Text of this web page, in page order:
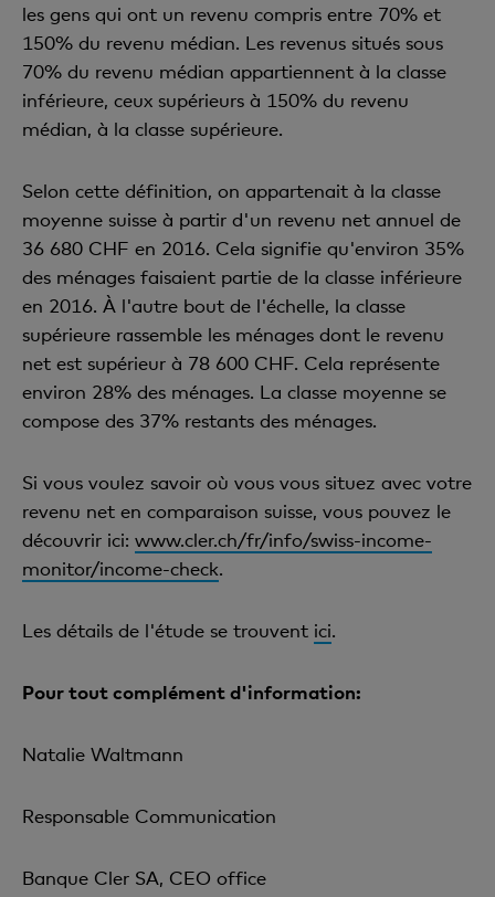
les gens qui ont un revenu compris entre 70% et
150% du revenu médian. Les revenus situés sous
70% du revenu médian appartiennent à la classe
inférieure, ceux supérieurs à 150% du revenu
médian, à la classe supérieure.
Selon cette définition, on appartenait à la classe
moyenne suisse à partir d'un revenu net annuel de
36 680 CHF en 2016. Cela signifie qu'environ 35%
des ménages faisaient partie de la classe inférieure
en 2016. À l'autre bout de l'échelle, la classe
supérieure rassemble les ménages dont le revenu
net est supérieur à 78 600 CHF. Cela représente
environ 28% des ménages. La classe moyenne se
compose des 37% restants des ménages.
Si vous voulez savoir où vous vous situez avec votre
revenu net en comparaison suisse, vous pouvez le
découvrir ici: www.cler.ch/fr/info/swiss-income-
monitor/income-check.
Les détails de l'étude se trouvent ici.
Pour tout complément d'information:
Natalie Waltmann
Responsable Communication
Banque Cler SA, CEO office